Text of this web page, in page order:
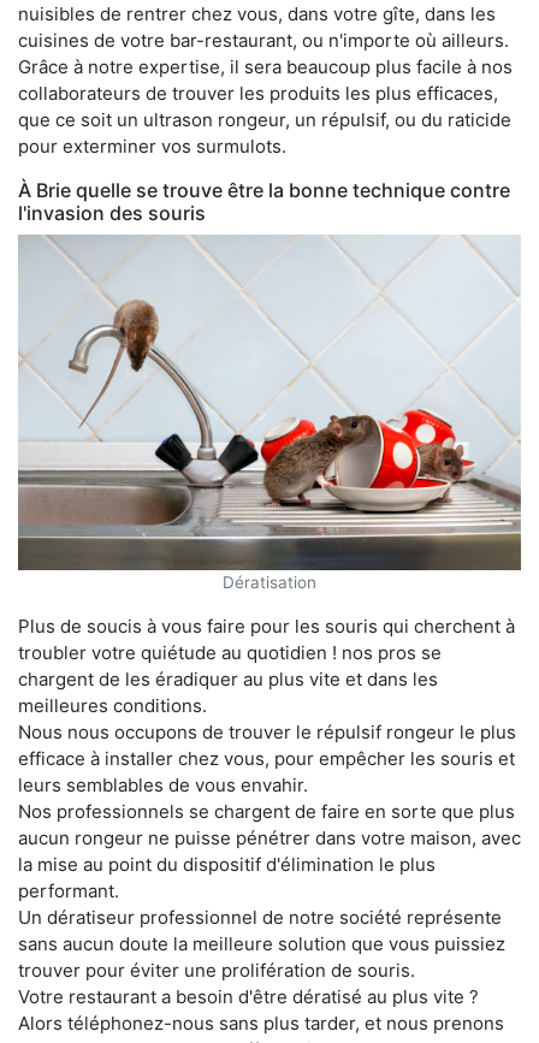
nuisibles de rentrer chez vous, dans votre gîte, dans les
cuisines de votre bar-restaurant, ou n'importe où ailleurs.
Grâce à notre expertise, il sera beaucoup plus facile à nos
collaborateurs de trouver les produits les plus efficaces,
que ce soit un ultrason rongeur, un répulsif, ou du raticide
pour exterminer vos surmulots.
À Brie quelle se trouve être la bonne technique contre
l'invasion des souris
Dératisation
Plus de soucis à vous faire pour les souris qui cherchent à
troubler votre quiétude au quotidien ! nos pros se
chargent de les éradiquer au plus vite et dans les
meilleures conditions.
Nous nous occupons de trouver le répulsif rongeur le plus
efficace à installer chez vous, pour empêcher les souris et
leurs semblables de vous envahir.
Nos professionnels se chargent de faire en sorte que plus
aucun rongeur ne puisse pénétrer dans votre maison, avec
la mise au point du dispositif d'élimination le plus
performant.
Un dératiseur professionnel de notre société représente
sans aucun doute la meilleure solution que vous puissiez
trouver pour éviter une prolifération de souris.
Votre restaurant a besoin d'être dératisé au plus vite ?
Alors téléphonez-nous sans plus tarder, et nous prenons